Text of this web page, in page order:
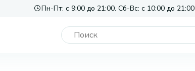
Пн-Пт: с 9:00 до 21:00. Сб-Вс: с 10:00 до 21:00